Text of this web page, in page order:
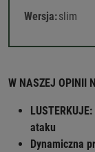
Wersja:slim
W NASZEJ OPINII
ataku
Dynamiczna